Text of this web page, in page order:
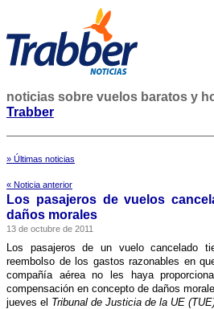
noticias sobre vuelos baratos y
Trabber
» Últimas noticias
« Noticia anterior
Los pasajeros de vuelos
daños morales
13 de octubre de 2011
Los pasajeros de un vuelo cancelado
reembolso de los gastos razonables en
compañí­a aérea no les haya
compensación en concepto de daños
jueves el Tribunal de Justicia de la UE